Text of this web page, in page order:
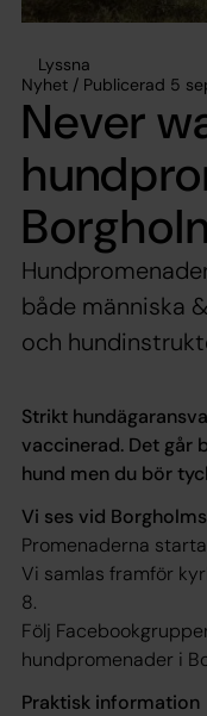
Lyssna
Nyhet / Publicerad 5
Never
både människa
och
Strikt
vaccinerad. Det går
hund men du bör
Vi ses vid
Promenaderna
Vi samlas framför
8.
Följ
hundpromenader i
Praktisk information